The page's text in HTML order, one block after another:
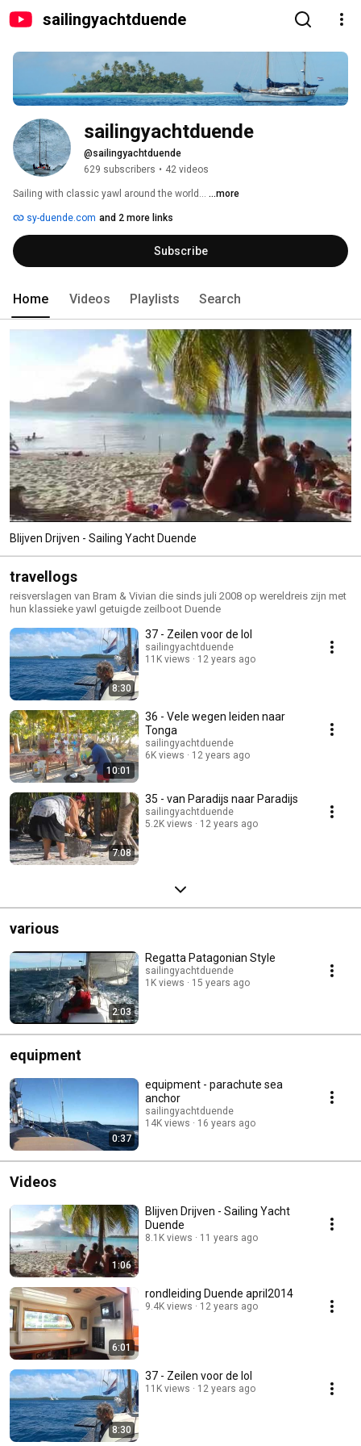
sailingyachtduende
sailingyachtduende
@sailingyachtduende
629 subscribers • 42 videos
Sailing with classic yawl around the world... ...more
sy-duende.com and 2 more links
Subscribe
Home Videos Playlists Search
Blijven Drijven - Sailing Yacht Duende
travellogs
reisverslagen van Bram & Vivian die sinds juli 2008 op wereldreis zijn met
hun klassieke yawl getuigde zeilboot Duende
8:30
37 - Zeilen voor de lol
sailingyachtduende
11K views
12 years ago
10:01
36 - Vele wegen leiden naar
Tonga
sailingyachtduende
6K views
12 years ago
7:08
35 - van Paradijs naar Paradijs
sailingyachtduende
5.2K views
12 years ago
various
2:03
Regatta Patagonian Style
sailingyachtduende
1K views
15 years ago
equipment
0:37
equipment - parachute sea
anchor
sailingyachtduende
14K views
16 years ago
Videos
1:06
Blijven Drijven - Sailing Yacht
Duende
8.1K views 11 years ago
6:01
rondleiding Duende april2014
9.4K views 12 years ago
8:30
37 - Zeilen voor de lol
11K views 12 years ago